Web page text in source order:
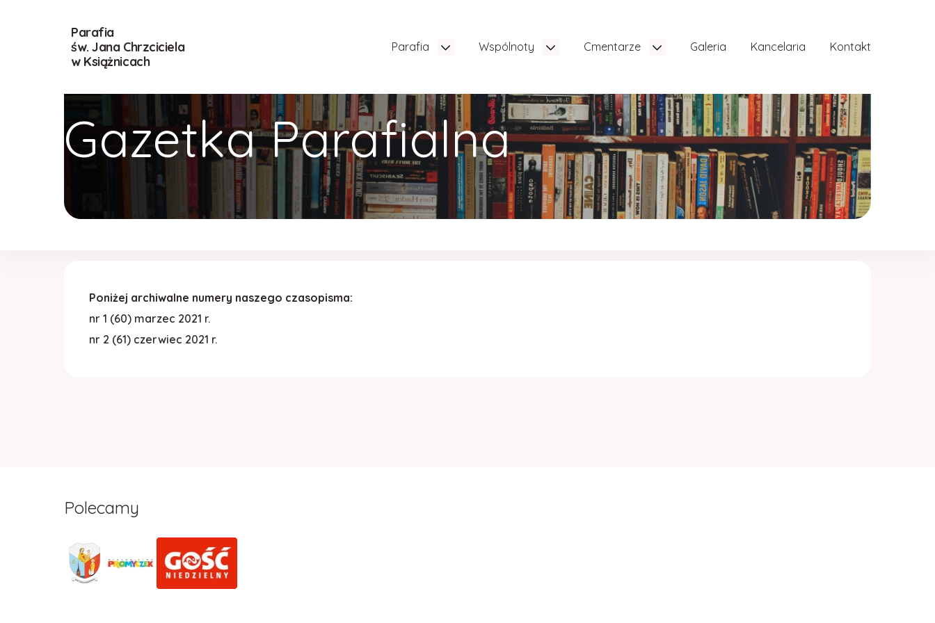
Parafia
św. Jana Chrzciciela
w Książnicach
Parafia Wspólnoty Cmentarze Galeria Kancelaria Kontakt
Gazetka Parafialna
Poniżej archiwalne numery naszego czasopisma:
nr 1 (60) marzec 2021 r.
nr 2 (61) czerwiec 2021 r.
Polecamy